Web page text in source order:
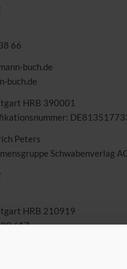
66
buch.de
buch.de
HRB 390001
Peters
Schwabenverlag
HRB 210919
617
Dr. Clemens Stroppel